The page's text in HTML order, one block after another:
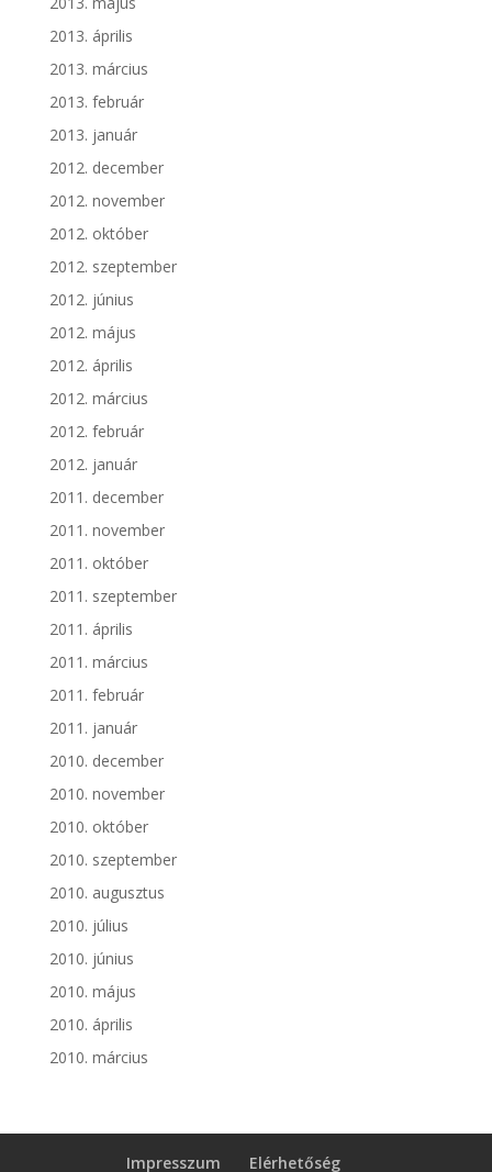
2013. április
2013. március
2013. február
2013. január
2012. december
2012. november
2012. október
2012. szeptember
2012. június
2012. május
2012. április
2012. március
2012. február
2012. január
2011. december
2011. november
2011. október
2011. szeptember
2011. április
2011. március
2011. február
2011. január
2010. december
2010. november
2010. október
2010. szeptember
2010. augusztus
2010. július
2010. június
2010. május
2010. április
2010. március
Impresszum Elérhetőség